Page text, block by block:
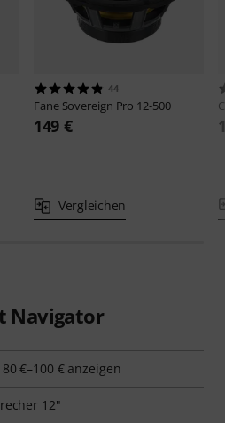
44
Fane Sovereign Pro 12-500
149 €
Vergleichen
Navigator
€–100 € anzeigen
12"